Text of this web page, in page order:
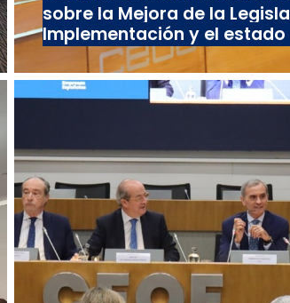
sobre la Mejora de la
Implementación y el estado